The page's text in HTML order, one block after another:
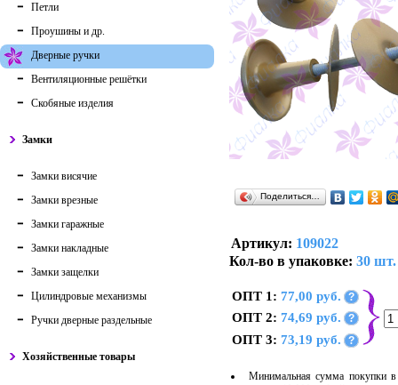
Петли
Проушины и др.
Дверные ручки
Вентиляционные решётки
Скобяные изделия
Замки
Замки висячие
Замки врезные
Замки гаражные
Замки накладные
Замки защелки
Цилиндровые механизмы
Ручки дверные раздельные
Хозяйственные товары
Поделиться…
Артикул: 109022
Кол-во в упаковке: 30 шт.
ОПТ 1: 77,00 руб. ?
ОПТ 2: 74,69 руб. ?
ОПТ 3: 73,19 руб. ?
Минимальная сумма покупки в